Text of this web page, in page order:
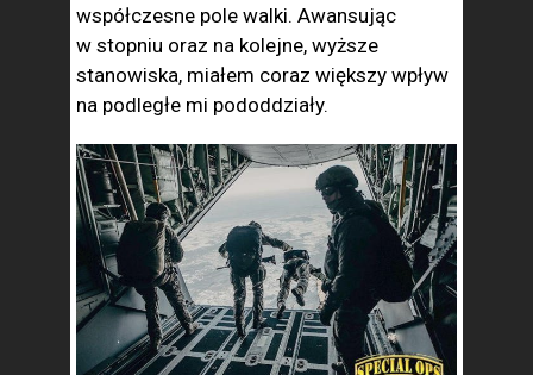
współczesne pole walki. Awansując
w stopniu oraz na kolejne, wyższe
stanowiska, miałem coraz większy wpływ
na podległe mi pododdziały.